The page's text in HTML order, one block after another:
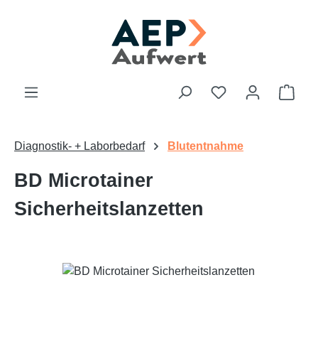
Du hast 0
Diagnostik- + Laborbedarf Blutentnahme
BD Microtainer
Sicherheitslanzetten
Bildergalerie überspringen